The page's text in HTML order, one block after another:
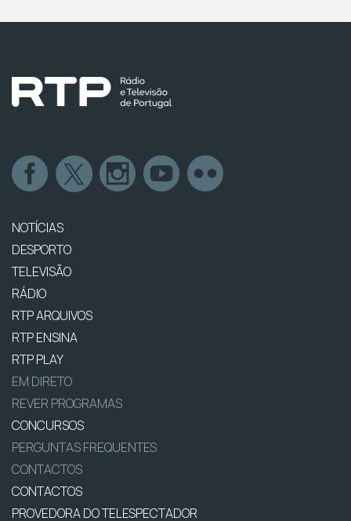
NOTÍCIAS
DESPORTO
TELEVISÃO
RÁDIO
RTP ARQUIVOS
RTP ENSINA
RTP PLAY
EM DIRETO
REVER PROGRAMAS
CONCURSOS
PERGUNTAS FREQUENTES
CONTACTOS
CONTACTOS
PROVEDORA DO TELESPECTADOR